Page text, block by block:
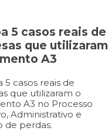
5 casos reais de
que utilizaram
A3
5 casos reais de
que utilizaram o
A3 no Processo
Administrativo e
de perdas.